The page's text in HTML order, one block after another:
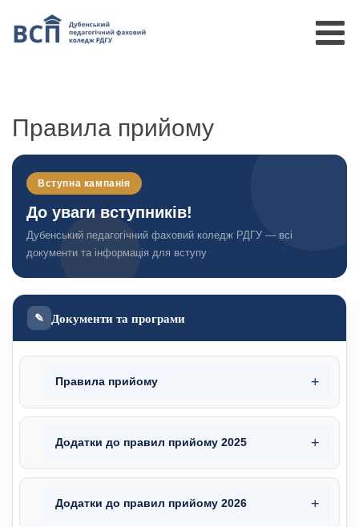
Правила прийому
Вступна кампанія
До уваги вступників!
Дубенський педагогічний фаховий коледж РДГУ — всі
документи та інформація для вступу
✎ Документи та програми
Правила прийому
Додатки до правил прийому 2025
Додатки до правил прийому 2026